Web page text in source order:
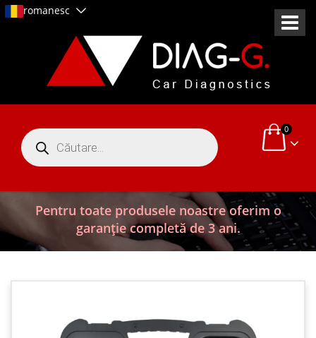
romanesc
Products
search
0
Pentru toate produsele noastre oferim o
garanție completă de 3 ani.